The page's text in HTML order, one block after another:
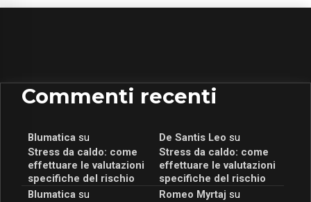
Commenti recenti
Blumaticasu
Stress da caldo: come
effettuare le valutazioni
specifiche del rischio
De Santis Leo su
Stress da caldo: come
effettuare le valutazioni
specifiche del rischio
Blumaticasu
Romeo Myrtaj su